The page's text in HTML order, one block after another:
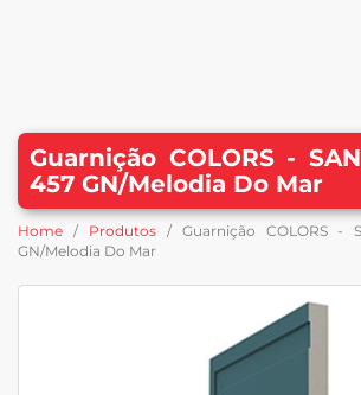
Guarnição COLORS -
457 GN/Melodia Do Mar
Home / Produtos/ Guarnição COLORS -
GN/Melodia Do Mar